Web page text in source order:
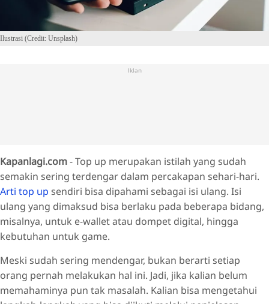
Ilustrasi (Credit: Unsplash)
Iklan
Kapanlagi.com- Top up merupakan istilah yang sudah
semakin sering terdengar dalam percakapan sehari-hari.
Arti top up sendiri bisa dipahami sebagai isi ulang. Isi
ulang yang dimaksud bisa berlaku pada beberapa bidang,
misalnya, untuk e-wallet atau dompet digital, hingga
kebutuhan untuk game.
Meski sudah sering mendengar, bukan berarti setiap
orang pernah melakukan hal ini. Jadi, jika kalian belum
memahaminya pun tak masalah. Kalian bisa mengetahui